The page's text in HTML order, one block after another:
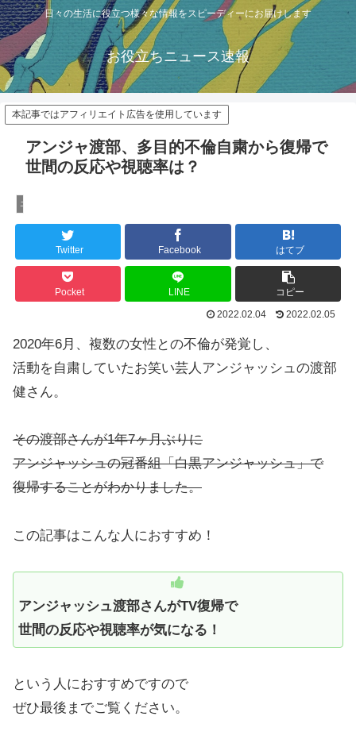
日々の生活に役立つ様々な情報をスピーディーにお届けします
お役立ちニュース速報
本記事ではアフィリエイト広告を使用しています
アンジャ渡部、多目的不倫自粛から復帰で
世間の反応や視聴率は？
エンタメ
Twitter Facebook はてブ
Pocket LINE
コピー
2022.02.04
2022.02.05
2020年6月、複数の女性との不倫が発覚し、
活動を自粛していたお笑い芸人アンジャッシュの渡部
健さん。
その渡部さんが1年7ヶ月ぶりに
アンジャッシュの冠番組「白黒アンジャッシュ」で
復帰することがわかりました。
この記事はこんな人におすすめ！
アンジャッシュ渡部さんがTV復帰で
世間の反応や視聴率が気になる！
という人におすすめですので
ぜひ最後までご覧ください。